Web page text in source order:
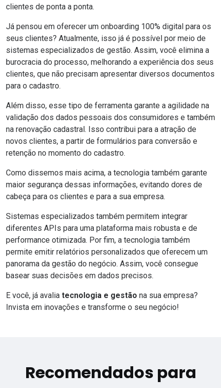
clientes de ponta a ponta.
Já pensou em oferecer um onboarding 100% digital para os
seus clientes? Atualmente, isso já é possível por meio de
sistemas especializados de gestão. Assim, você elimina a
burocracia do processo, melhorando a experiência dos seus
clientes, que não precisam apresentar diversos documentos
para o cadastro.
Além disso, esse tipo de ferramenta garante a agilidade na
validação dos dados pessoais dos consumidores e também
na renovação cadastral. Isso contribui para a atração de
novos clientes, a partir de formulários para conversão e
retenção no momento do cadastro.
Como dissemos mais acima, a tecnologia também garante
maior segurança dessas informações, evitando dores de
cabeça para os clientes e para a sua empresa.
Sistemas especializados também permitem integrar
diferentes APIs para uma plataforma mais robusta e de
performance otimizada. Por fim, a tecnologia também
permite emitir relatórios personalizados que oferecem um
panorama da gestão do negócio. Assim, você consegue
basear suas decisões em dados precisos.
E você, já avalia tecnologia e gestão na sua empresa?
Invista em inovações e transforme o seu negócio!
Recomendados para